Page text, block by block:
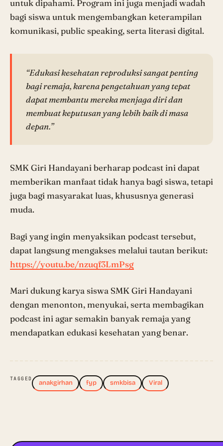
untuk dipahami. Program ini juga menjadi wadah
bagi siswa untuk mengembangkan keterampilan
komunikasi, public speaking, serta literasi digital.
“Edukasi kesehatan reproduksi sangat penting
bagi remaja, karena pengetahuan yang tepat
dapat membantu mereka menjaga diri dan
membuat keputusan yang lebih baik di masa
depan.”
SMK Giri Handayani berharap podcast ini dapat
memberikan manfaat tidak hanya bagi siswa, tetapi
juga bagi masyarakat luas, khususnya generasi
muda.
Bagi yang ingin menyaksikan podcast tersebut,
dapat langsung mengakses melalui tautan berikut:
https://youtu.be/nzuqf3LmPsg
Mari dukung karya siswa SMK Giri Handayani
dengan menonton, menyukai, serta membagikan
podcast ini agar semakin banyak remaja yang
mendapatkan edukasi kesehatan yang benar.
TAGGED
anakgirhan fyp smkbisa Viral